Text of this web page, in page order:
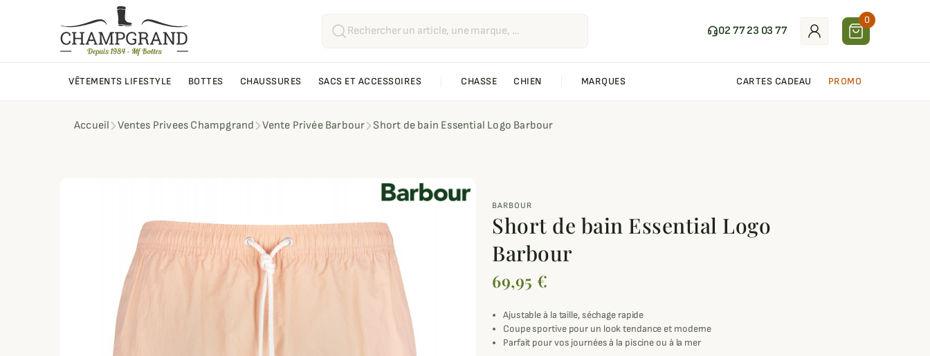
02 77 23 03 77
0
VÊTEMENTS LIFESTYLE BOTTES CHAUSSURES SACS ET ACCESSOIRES CHASSE CHIEN MARQUES CARTES CADEAU PROMO
Accueil Ventes Privees Champgrand Vente Privée Barbour Short de bain Essential Logo Barbour
BARBOUR
Short de bain Essential Logo
Barbour
69,95 €
Ajustable à la taille, séchage rapide
Coupe sportive pour un look tendance et moderne
Parfait pour vos journées à la piscine ou à la mer